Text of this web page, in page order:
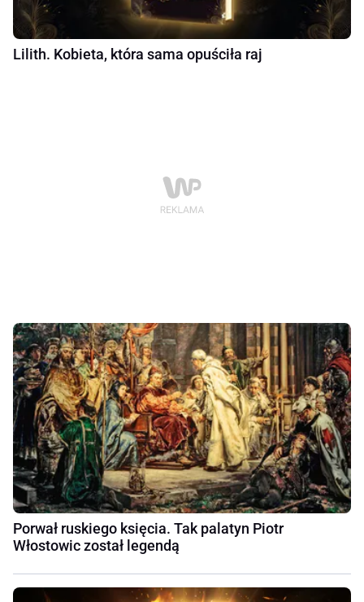
Lilith. Kobieta, która sama opuściła raj
Porwał ruskiego księcia. Tak palatyn Piotr
Włostowic został legendą